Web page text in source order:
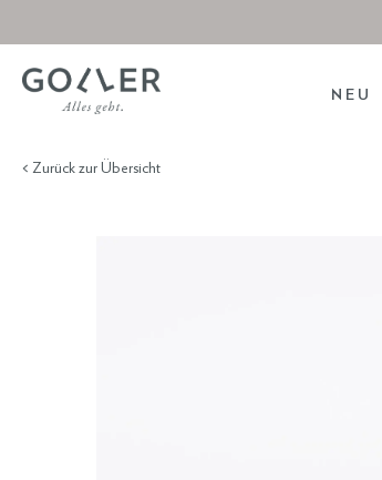
NEU
< Zurück zur Übersicht